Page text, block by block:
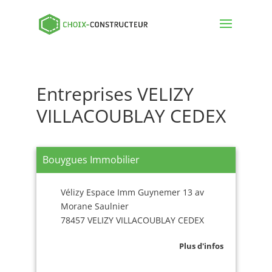
Entreprises VELIZY
VILLACOUBLAY CEDEX
Bouygues Immobilier
Vélizy Espace Imm Guynemer 13 av
Morane Saulnier
78457 VELIZY VILLACOUBLAY CEDEX
Plus d'infos